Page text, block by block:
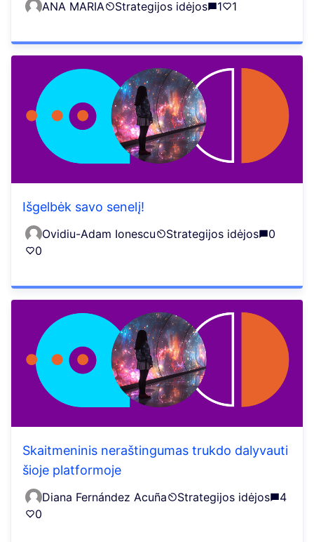
ANA MARIA Strategijos idėjos 1 1
Išgelbėk savo senelį!
Ovidiu-Adam Ionescu Strategijos idėjos
0
0
Skaitmeninis neraštingumas trukdo dalyvauti
šioje platformoje
Diana Fernández Acuña Strategijos idėjos
4
0